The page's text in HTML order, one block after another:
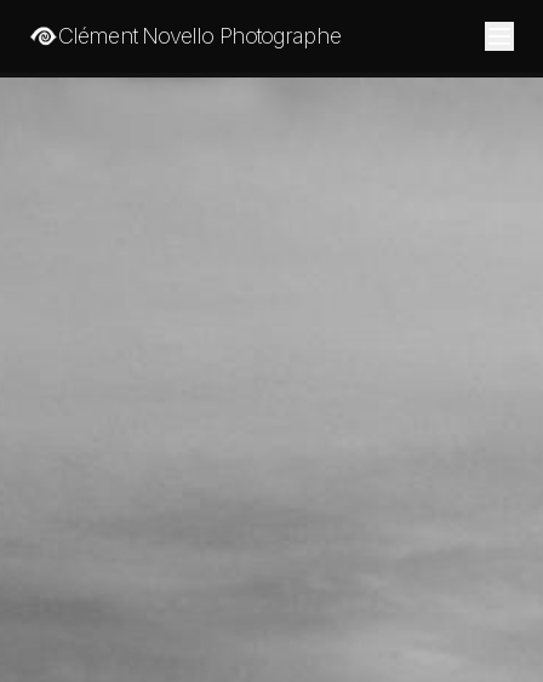
Clément Novello Photographe